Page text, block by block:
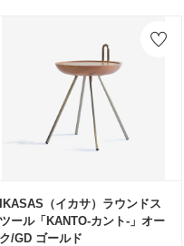
IKASAS（イカサ）ラウンドス
ツール「KANTO-カント-」オー
ク/GD ゴールド